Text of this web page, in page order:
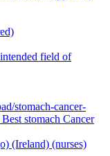
field of
stomach-cancer-
stomach Cancer
(Ireland) (nurses)